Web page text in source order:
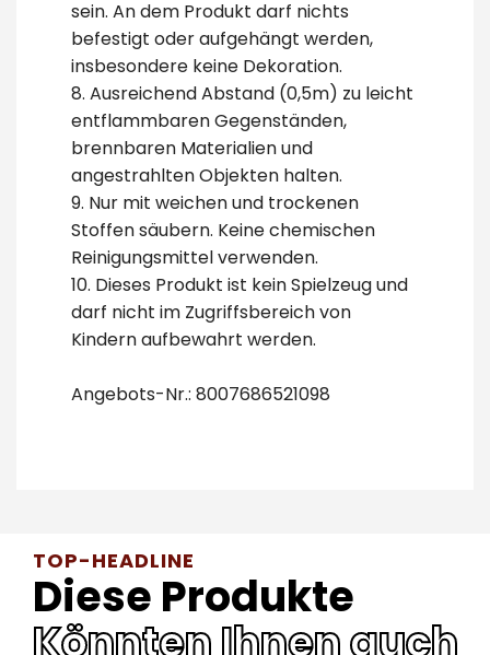
sein. An dem Produkt darf nichts
befestigt oder aufgehängt werden,
insbesondere keine Dekoration.
8. Ausreichend Abstand (0,5m) zu leicht
entflammbaren Gegenständen,
brennbaren Materialien und
angestrahlten Objekten halten.
9. Nur mit weichen und trockenen
Stoffen säubern. Keine chemischen
Reinigungsmittel verwenden.
10. Dieses Produkt ist kein Spielzeug und
darf nicht im Zugriffsbereich von
Kindern aufbewahrt werden.
Angebots-Nr.: 8007686521098
TOP-HEADLINE
Diese Produkte
Könnten Ihnen auch